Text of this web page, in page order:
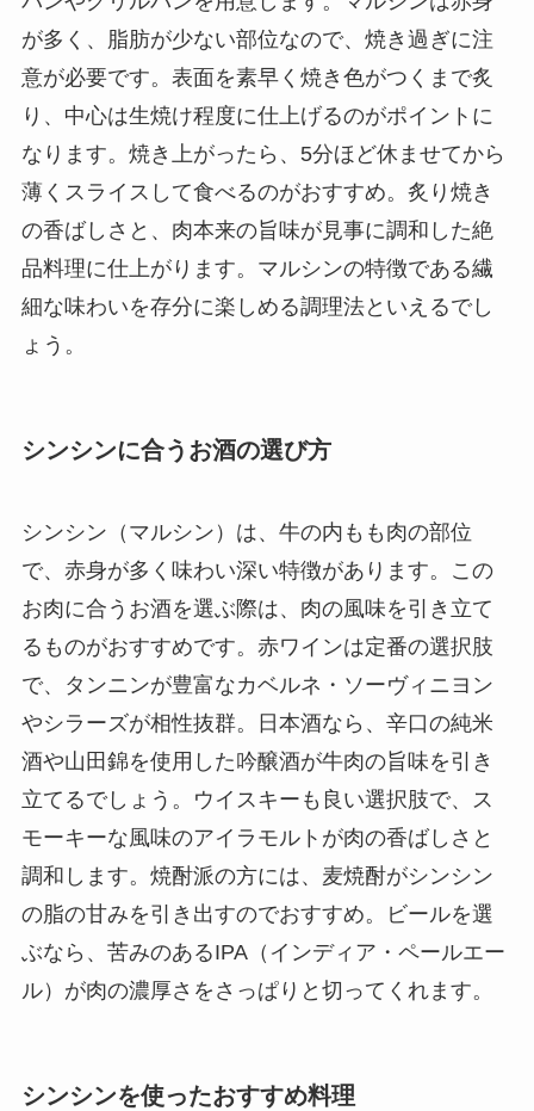
が多く、脂肪が少ない部位なので、焼き過ぎに注
意が必要です。表面を素早く焼き色がつくまで炙
り、中心は生焼け程度に仕上げるのがポイントに
なります。焼き上がったら、5分ほど休ませてから
薄くスライスして食べるのがおすすめ。炙り焼き
の香ばしさと、肉本来の旨味が見事に調和した絶
品料理に仕上がります。マルシンの特徴である繊
細な味わいを存分に楽しめる調理法といえるでし
ょう。
シンシンに合うお酒の選び方
シンシン（マルシン）は、牛の内もも肉の部位
で、赤身が多く味わい深い特徴があります。この
お肉に合うお酒を選ぶ際は、肉の風味を引き立て
るものがおすすめです。赤ワインは定番の選択肢
で、タンニンが豊富なカベルネ・ソーヴィニヨン
やシラーズが相性抜群。日本酒なら、辛口の純米
酒や山田錦を使用した吟醸酒が牛肉の旨味を引き
立てるでしょう。ウイスキーも良い選択肢で、ス
モーキーな風味のアイラモルトが肉の香ばしさと
調和します。焼酎派の方には、麦焼酎がシンシン
の脂の甘みを引き出すのでおすすめ。ビールを選
ぶなら、苦みのあるIPA（インディア・ペールエー
ル）が肉の濃厚さをさっぱりと切ってくれます。
シンシンを使ったおすすめ料理